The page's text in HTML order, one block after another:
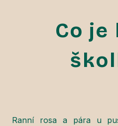
Co je
Ranní rosa a pára u